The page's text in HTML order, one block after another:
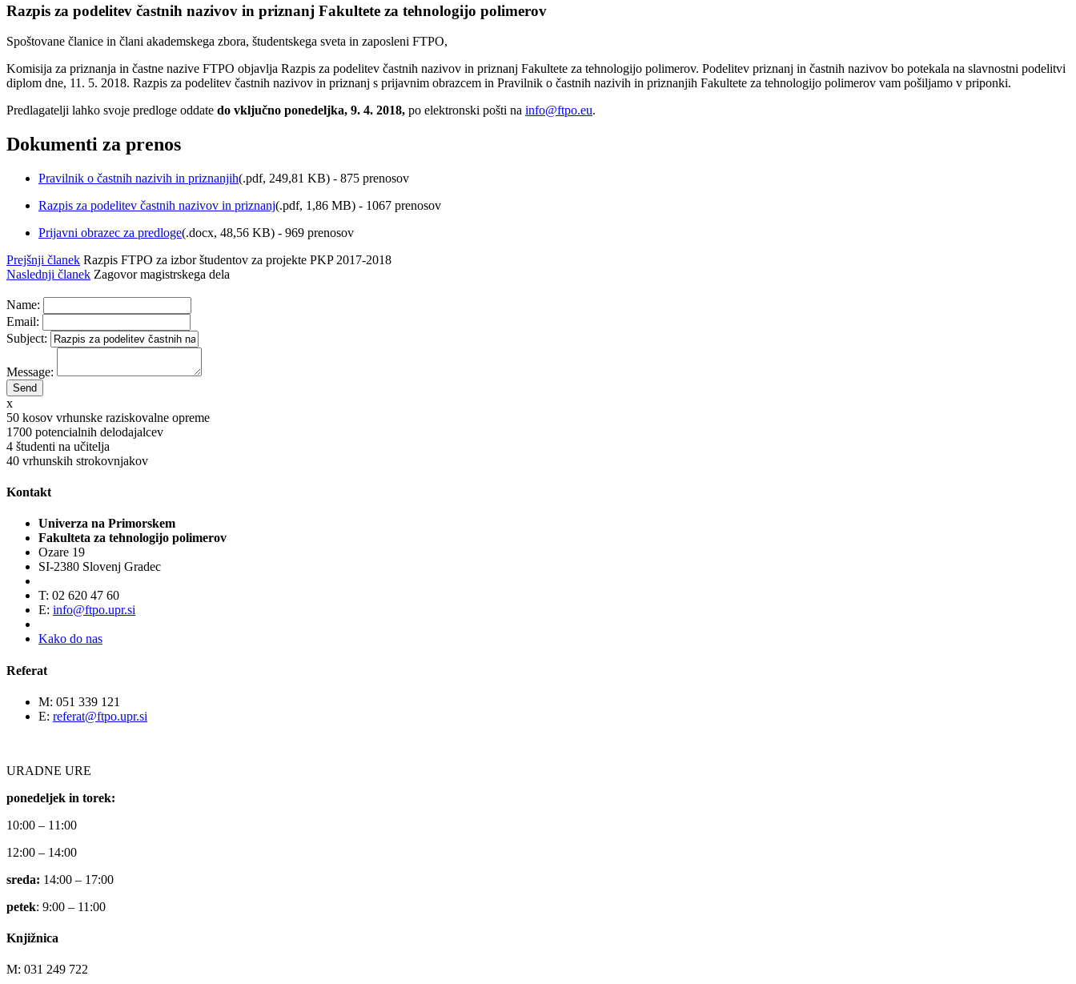
Razpis za podelitev častnih nazivov in priznanj Fakultete za tehnologijo polimerov
Spoštovane članice in člani akademskega zbora, študentskega sveta in zaposleni FTPO,
Komisija za priznanja in častne nazive FTPO objavlja Razpis za podelitev častnih nazivov in priznanj Fakultete za tehnologijo polimerov. Podelitev priznanj in častnih nazivov bo potekala na slavnostni podelitvi
diplom dne, 11. 5. 2018. Razpis za podelitev častnih nazivov in priznanj s prijavnim obrazcem in Pravilnik o častnih nazivih in priznanjih Fakultete za tehnologijo polimerov vam pošiljamo v priponki.
Predlagatelji lahko svoje predloge oddate do vključno ponedeljka, 9. 4. 2018, po elektronski pošti na info@ftpo.eu.
Dokumenti za prenos
Pravilnik o častnih nazivih in priznanjih(.pdf, 249,81 KB) - 875 prenosov
Razpis za podelitev častnih nazivov in priznanj(.pdf, 1,86 MB) - 1067 prenosov
Prijavni obrazec za predloge(.docx, 48,56 KB) - 969 prenosov
Prejšnji članek Razpis FTPO za izbor študentov za projekte PKP 2017-2018
Naslednji članek Zagovor magistrskega dela
Name:
Email:
Subject:
Message:
x
50 kosov vrhunske raziskovalne opreme
1700 potencialnih delodajalcev
4 študenti na učitelja
40 vrhunskih strokovnjakov
Kontakt
Univerza na Primorskem
Fakulteta za tehnologijo polimerov
Ozare 19
SI-2380 Slovenj Gradec
T: 02 620 47 60
E: info@ftpo.upr.si
Kako do nas
Referat
M: 051 339 121
E: referat@ftpo.upr.si
URADNE URE
ponedeljek in torek:
10:00 – 11:00
12:00 – 14:00
sreda: 14:00 – 17:00
petek: 9:00 – 11:00
Knjižnica
M: 031 249 722